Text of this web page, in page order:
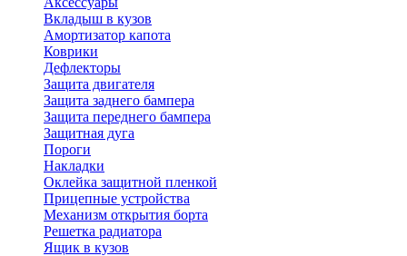
Вкладыш в кузов
Амортизатор капота
Коврики
Дефлекторы
Защита двигателя
Защита заднего бампера
Защита переднего бампера
Защитная дуга
Пороги
Накладки
Оклейка защитной пленкой
Прицепные устройства
Механизм открытия борта
Решетка радиатора
Ящик в кузов